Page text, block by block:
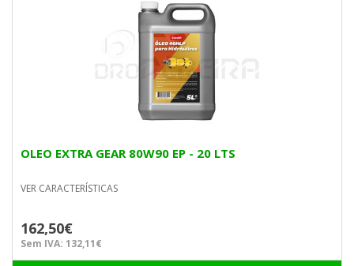
OLEO EXTRA GEAR 80W90 EP - 20 LTS
VER CARACTERÍSTICAS
162,50€
Sem IVA: 132,11€